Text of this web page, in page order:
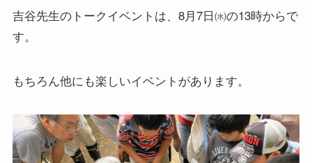
吉谷先生のトークイベントは、8月7日㈬の13時からで
す。
もちろん他にも楽しいイベントがあります。